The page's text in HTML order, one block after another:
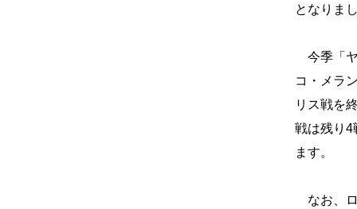
となりま
今季「ヤ
コ・メラ
リス戦を
戦は残り4
ます。
なお、ロ